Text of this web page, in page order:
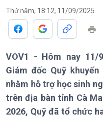
Giới thiệu
Thứ năm, 18:12, 11/09/2025
VOV1 - Hôm nay 11/
Giám đốc Quỹ
nhằm hỗ trợ học sinh
trên địa bàn tỉnh Cà
2026, Quỹ đã tổ chức